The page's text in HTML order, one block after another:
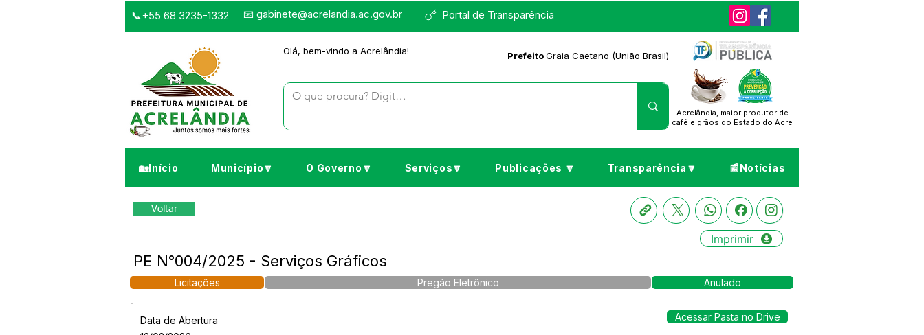
Portal de Transparência
📞+55 68 3235-1332 📧 gabinete@acrelandia.ac.gov.br
Olá, bem-vindo a Acrelândia! PrefeitoGraia Caetano (União Brasil)
Acrelândia, maior produtor de
café e grãos do Estado do Acre
🏡Início Município🔽 O Governo🔽 Serviços🔽 Publicações 🔽 Transparência🔽 📰Notícias
Voltar
Imprimir
PE N°004/2025 - Serviços Gráficos
Licitações Pregão Eletrônico Anulado
Data de Abertura
Acessar Pasta no Drive